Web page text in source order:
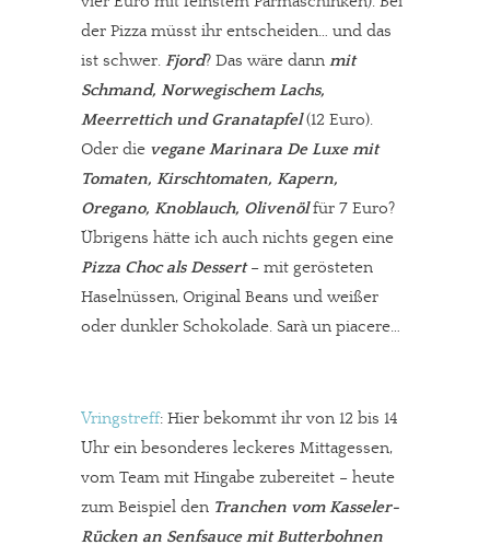
der Pizza müsst ihr entscheiden… und das
ist schwer. Fjord? Das wäre dann mit
Schmand, Norwegischem Lachs,
Meerrettich und Granatapfel(12 Euro).
Oder die vegane Marinara De Luxe mit
Tomaten, Kirschtomaten, Kapern,
Oregano, Knoblauch, Olivenölfür 7 Euro?
Übrigens hätte ich auch nichts gegen eine
Pizza Choc als Dessert– mit gerösteten
Haselnüssen, Original Beans und weißer
oder dunkler Schokolade. Sarà un piacere…
Vringstreff: Hier bekommt ihr von 12 bis 14
Uhr ein besonderes leckeres Mittagessen,
vom Team mit Hingabe zubereitet – heute
zum Beispiel den Tranchen vom Kasseler-
Rücken an Senfsauce mit Butterbohnen